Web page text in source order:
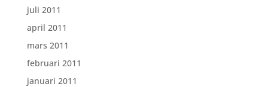
juli 2011
april 2011
mars 2011
februari 2011
januari 2011